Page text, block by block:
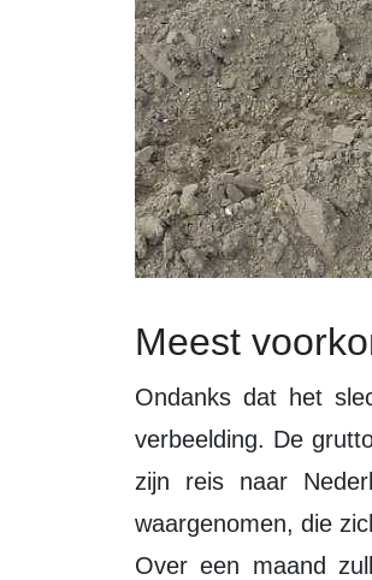
Meest
Ondanks dat het slecht gaat met weidevogels spreken ze nog steeds tot de
verbeelding. De
zijn reis naar
waargenomen, die
Over een maand